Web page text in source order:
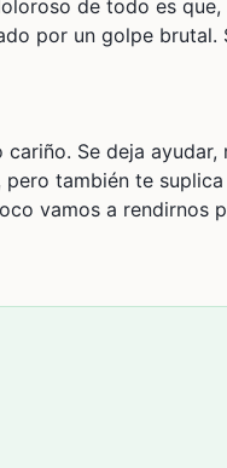
de todo es que,
por un golpe brutal.
Se deja ayudar,
también te suplica
vamos a rendirnos
claro: Paulina
oportunidad para
necesitamos